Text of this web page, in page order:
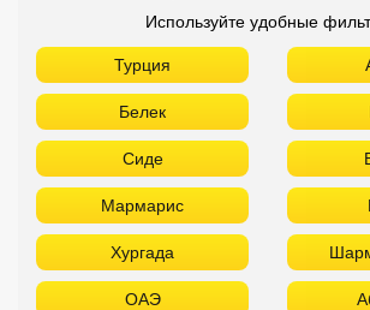
Используйте удобные
Турция
Белек
Сиде
Мармарис
Хургада
ОАЭ